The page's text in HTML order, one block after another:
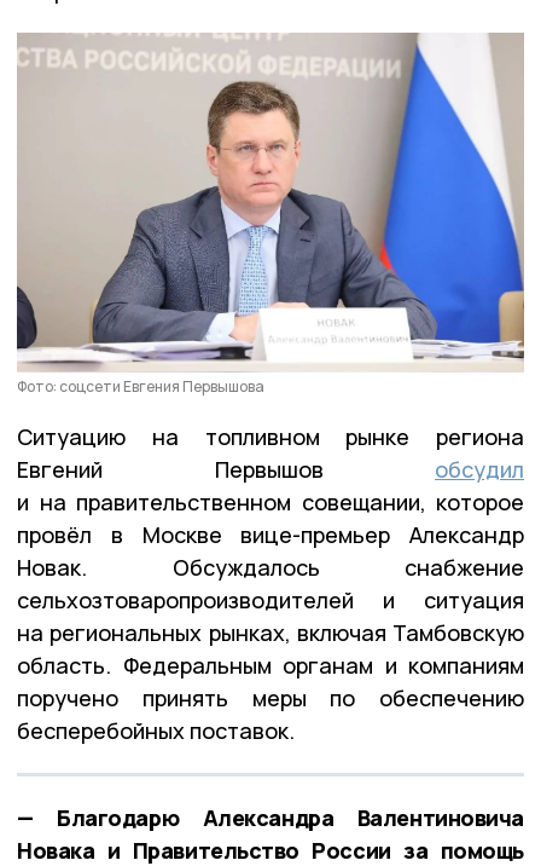
Фото: соцсети Евгения Первышова
Ситуацию на топливном рынке региона
Евгений Первышов обсудил
и на правительственном совещании, которое
провёл в Москве вице-премьер Александр
Новак. Обсуждалось снабжение
сельхозтоваропроизводителей и ситуация
на региональных рынках, включая Тамбовскую
область. Федеральным органам и компаниям
поручено принять меры по обеспечению
бесперебойных поставок.
— Благодарю Александра Валентиновича
Новака и Правительство России за помощь